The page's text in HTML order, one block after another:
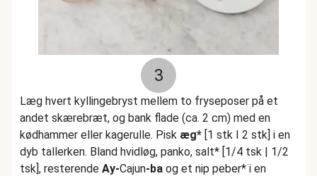
3
Læg hvert kyllingebryst mellem to fryseposer på et
andet skærebræt, og bank flade (ca. 2 cm) med en
kødhammer eller kagerulle. Pisk æg* [1 stk I 2 stk] i en
dyb tallerken. Bland hvidløg, panko, salt* [1/4 tsk | 1/2
tsk], resterende Ay-Cajun-ba og et nip peber* i en